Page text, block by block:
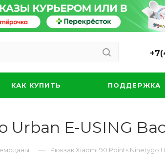
КАК КУПИТЬ ПОДДЕРЖКА
E-USING
— Рюкзак Xiaomi 90 Points Ninetygo